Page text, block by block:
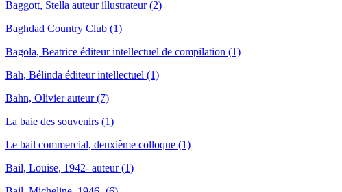
Baggott, Stella auteur illustrateur (2)
Baghdad Country Club (1)
Bagola, Beatrice éditeur intellectuel de compilation (1)
Bah, Bélinda éditeur intellectuel (1)
Bahn, Olivier auteur (7)
La baie des souvenirs (1)
Le bail commercial, deuxième colloque (1)
Bail, Louise, 1942- auteur (1)